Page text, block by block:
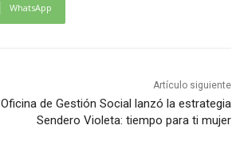
WhatsApp
Artículo siguiente
Oficina de Gestión Social lanzó la estrategia
Sendero Violeta: tiempo para ti mujer